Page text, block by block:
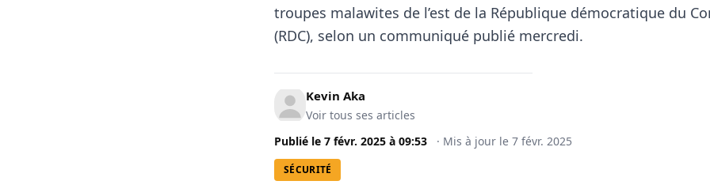
troupes malawites de l’est de la République démocratique du
(RDC), selon un communiqué publié mercredi.
Kevin Aka
Voir tous ses articles
Publié le 7 févr. 2025 à 09:53 · Mis à jour le 7 févr. 2025
SÉCURITÉ